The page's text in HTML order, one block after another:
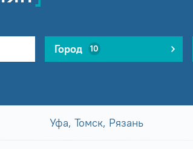
Город 10
Уфа, Томск, Рязань